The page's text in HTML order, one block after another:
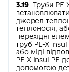
3.19 Труби РЕ-
джерел
теплоносія,
перехідні
труб РЕ-Х insul
або міді
РЕ-Х insul РЕ до
допомогою